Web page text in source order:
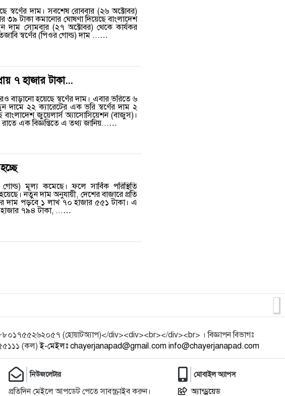
স্বর্ণের দাম। সবশেষ রোববার (২৬ অক্টোবর)
৩৯ টাকা কমানোর ঘোষণা দিয়েছে বাংলাদেশ
দাম সোমবার (২৭ অক্টোবর) থেকে কার্যকর
তেজাবি স্বর্ণের (পিওর গোল্ড) দাম ...…
৭ হাজার টাকা...
বাড়ানো হয়েছে স্বর্ণের দাম। এবার ভরিতে ৬
দামে ২২ ক্যারেটের এক ভরি স্বর্ণের দাম ২
বাংলাদেশ জুয়েলার্স অ্যাসোসিয়েশন (বাজুস)।
রাতে এক বিজ্ঞপ্তিতে এ তথ্য জানিয়...…
গোল্ড) মূল্য কমেছে। ফলে সার্বিক পরিস্থিতি
হয়েছে। নতুন দাম অনুযায়ী, দেশের বাজারে প্রতি
দাম পড়বে ১ লাখ ৭০ হাজার ৫৫১ টাকা। এ
হাজার ৭৯৪ টাকা, ...…
(হোয়াটঅ্যাপ)</div><div><br></div><br> । বিজ্ঞাপন বিভাগঃ
(কল)ই-মেইলঃ chayerjanapad@gmail.com info@chayerjanapad.com
নিউজলেটার
প্রতিদিন মেইলে আপডেট পেতে সাবস্ক্রাইব করুন।
মোবাইল অ্যাপস
অ্যান্ড্রয়েড